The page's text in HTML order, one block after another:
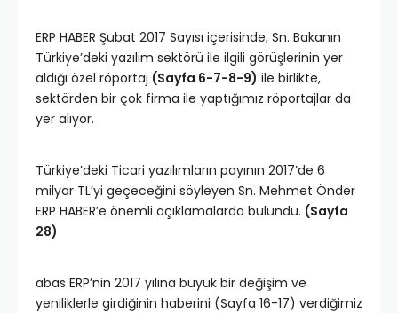
ERP HABER Şubat 2017 Sayısı içerisinde, Sn. Bakanın
Türkiye’deki yazılım sektörü ile ilgili görüşlerinin yer
aldığı özel röportaj (Sayfa 6-7-8-9) ile birlikte,
sektörden bir çok firma ile yaptığımız röportajlar da
yer alıyor.
Türkiye’deki Ticari yazılımların payının 2017’de 6
milyar TL’yi geçeceğini söyleyen Sn. Mehmet Önder
ERP HABER’e önemli açıklamalarda bulundu. (Sayfa
28)
abas ERP’nin 2017 yılına büyük bir değişim ve
yeniliklerle girdiğinin haberini (Sayfa 16-17) verdiğimiz